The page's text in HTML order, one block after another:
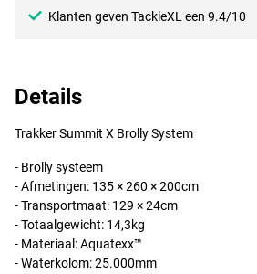
Klanten geven TackleXL een 9.4/10
Details
Trakker Summit X Brolly System
- Brolly systeem
- Afmetingen: 135 × 260 × 200cm
- Transportmaat: 129 × 24cm
- Totaalgewicht: 14,3kg
- Materiaal: Aquatexx™
- Waterkolom: 25.000mm